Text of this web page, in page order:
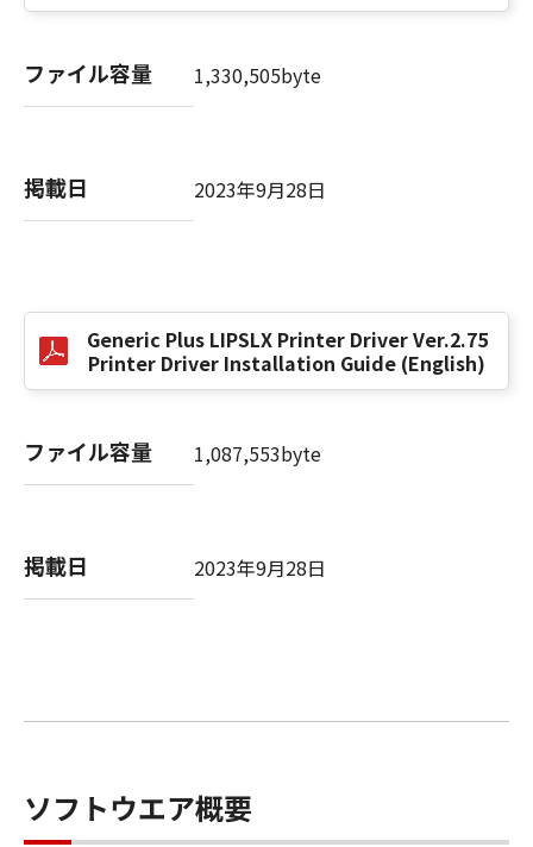
10．分離可能性
律により無効であると決定された場合でも、そ
の他の条項は完全に有効に存続するものとしま
以 上
No. I010G021619
ファイル容量 1,330,505byte
掲載日 2023年9月28日
Generic Plus LIPSLX Printer Driver Ver.2.75
Printer Driver Installation Guide (English)
ファイル容量 1,087,553byte
掲載日 2023年9月28日
ソフトウエア概要